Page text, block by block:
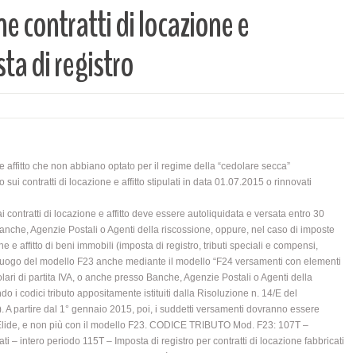
contratti di locazione e
di registro
affitto che non abbiano optato per il regime della “cedolare secca”
sui contratti di locazione e affitto stipulati in data 01.07.2015 o rinnovati
contratti di locazione e affitto deve essere autoliquidata e versata entro 30
Agenzie Postali o Agenti della riscossione, oppure, nel caso di imposte
e affitto di beni immobili (imposta di registro, tributi speciali e compensi,
del modello F23 anche mediante il modello “F24 versamenti con elementi
di partita IVA, o anche presso Banche, Agenzie Postali o Agenti della
i codici tributo appositamente istituiti dalla Risoluzione n. 14/E del
partire dal 1° gennaio 2015, poi, i suddetti versamenti dovranno essere
e non più con il modello F23. CODICE TRIBUTO Mod. F23: 107T –
– intero periodo 115T – Imposta di registro per contratti di locazione fabbricati